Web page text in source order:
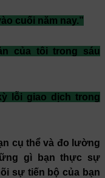
cuối năm nay.”
của tôi trong sáu
lỗi giao dịch trong
cụ thể và đo lường
gì bạn thực sự
sự tiến bộ của bạn